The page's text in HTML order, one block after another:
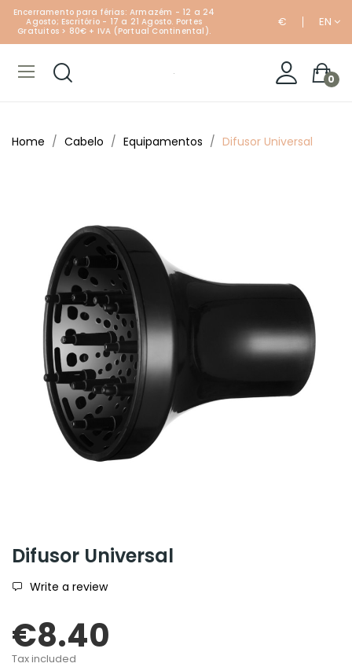
Encerramento para férias: Armazém - 12 a 24
Agosto; Escritório - 17 a 21 Agosto. Portes
Gratuitos > 80€ + IVA (Portual Continental).
€ EN
0
Home Cabelo Equipamentos Difusor Universal
Difusor Universal
Write a review
€8.40
Tax included